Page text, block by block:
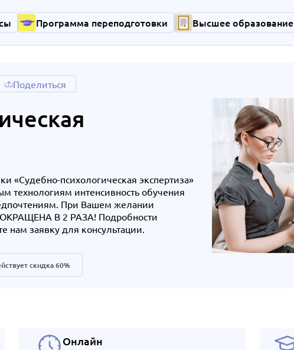
Программа переподготовки Высшее образование
Поделиться
«Судебно-психологическая экспертиза»
технологиям интенсивность обучения
При Вашем желании
В 2 РАЗА! Подробности
нам заявку для консультации.
скидка 60%
Онлайн